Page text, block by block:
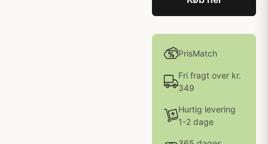
PrisMatch
Fri fragt over kr.
349
Hurtig levering
1-2 dage